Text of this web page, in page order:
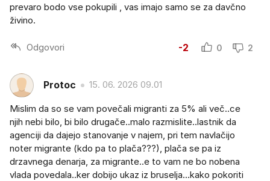
prevaro bodo vse pokupili , vas imajo samo se za davčno
živino.
Odgovori -2 0 2
Protoc 15. 06. 2026 09.01
Mislim da so se vam povečali migranti za 5% ali več..ce
njih nebi bilo, bi bilo drugače..malo razmislite..lastnik da
agenciji da dajejo stanovanje v najem, pri tem navlačijo
noter migrante (kdo pa to plača???), plača se pa iz
drzavnega denarja, za migrante..e to vam ne bo nobena
vlada povedala..ker dobijo ukaz iz bruselja...kako pokoriti